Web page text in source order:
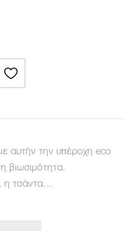
αυτήν την υπέροχη eco
βιωσιμότητα.
η τσάντα…